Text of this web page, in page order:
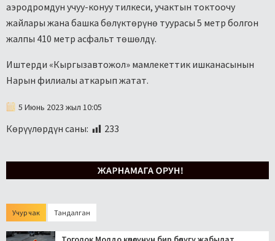
аэродромдун учуу-конуу тилкеси, учактын токтоочу
жайлары жана башка бөлүктөрүнө туурасы 5 метр болгон
жалпы 410 метр асфальт төшөлдү.
Иштерди «Кыргызавтожол» мамлекеттик ишканасынын
Нарын филиалы аткарып жатат.
5 Июнь 2023 жыл 10:05
Көрүүлөрдүн саны: 233
Учур чак Тандалган